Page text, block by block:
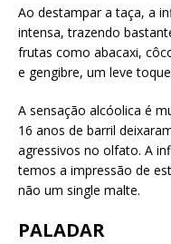
Ao destampar a taça, a
intensa, trazendo
frutas como abacaxi,
e gengibre, um leve
A sensação alcóolica é
16 anos de barril
agressivos no olfato. A
temos a impressão de
não um single malte.
PALADAR